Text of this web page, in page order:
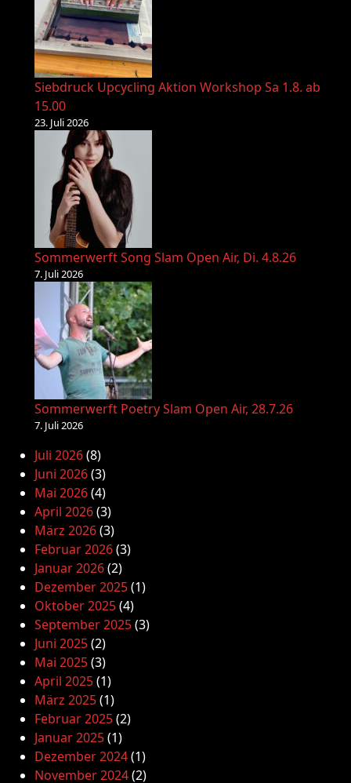
Siebdruck Upcycling Aktion Workshop Sa 1.8. ab
15.00
23. Juli 2026
Sommerwerft Song Slam Open Air, Di. 4.8.26
7. Juli 2026
Sommerwerft Poetry Slam Open Air, 28.7.26
7. Juli 2026
Juli 2026(8)
Juni 2026(3)
Mai 2026(4)
April 2026(3)
März 2026(3)
Februar 2026(3)
Januar 2026(2)
Dezember 2025(1)
Oktober 2025(4)
September 2025(3)
Juni 2025(2)
Mai 2025(3)
April 2025(1)
März 2025(1)
Februar 2025(2)
Januar 2025(1)
Dezember 2024(1)
November 2024(2)